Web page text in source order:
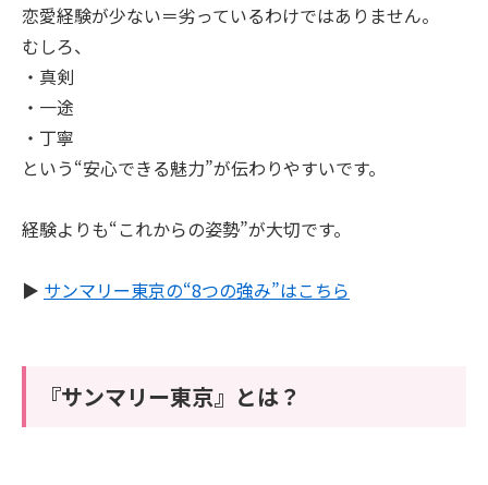
恋愛経験が少ない＝劣っているわけではありません。
むしろ、
・真剣
・一途
・丁寧
という“安心できる魅力”が伝わりやすいです。
経験よりも“これからの姿勢”が大切です。
▶︎ サンマリー東京の“8つの強み”はこちら
『サンマリー東京』とは？